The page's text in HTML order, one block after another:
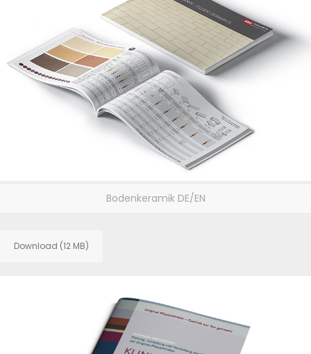
Bodenkeramik DE/EN
Download (12 MB)